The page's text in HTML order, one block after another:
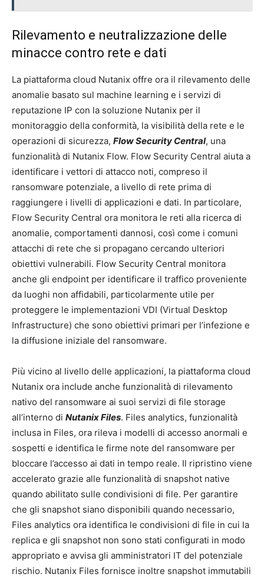
Rilevamento e neutralizzazione delle
minacce contro rete e dati
La piattaforma cloud Nutanix offre ora il rilevamento delle
anomalie basato sul machine learning e i servizi di
reputazione IP con la soluzione Nutanix per il
monitoraggio della conformità, la visibilità della rete e le
operazioni di sicurezza, Flow Security Central, una
funzionalità di Nutanix Flow. Flow Security Central aiuta a
identificare i vettori di attacco noti, compreso il
ransomware potenziale, a livello di rete prima di
raggiungere i livelli di applicazioni e dati. In particolare,
Flow Security Central ora monitora le reti alla ricerca di
anomalie, comportamenti dannosi, così come i comuni
attacchi di rete che si propagano cercando ulteriori
obiettivi vulnerabili. Flow Security Central monitora
anche gli endpoint per identificare il traffico proveniente
da luoghi non affidabili, particolarmente utile per
proteggere le implementazioni VDI (Virtual Desktop
Infrastructure) che sono obiettivi primari per l’infezione e
la diffusione iniziale del ransomware.
Più vicino al livello delle applicazioni, la piattaforma cloud
Nutanix ora include anche funzionalità di rilevamento
nativo del ransomware ai suoi servizi di file storage
all’interno di Nutanix Files. Files analytics, funzionalità
inclusa in Files, ora rileva i modelli di accesso anormali e
sospetti e identifica le firme note del ransomware per
bloccare l’accesso ai dati in tempo reale. Il ripristino viene
accelerato grazie alle funzionalità di snapshot native
quando abilitato sulle condivisioni di file. Per garantire
che gli snapshot siano disponibili quando necessario,
Files analytics ora identifica le condivisioni di file in cui la
replica e gli snapshot non sono stati configurati in modo
appropriato e avvisa gli amministratori IT del potenziale
rischio. Nutanix Files fornisce inoltre snapshot immutabili